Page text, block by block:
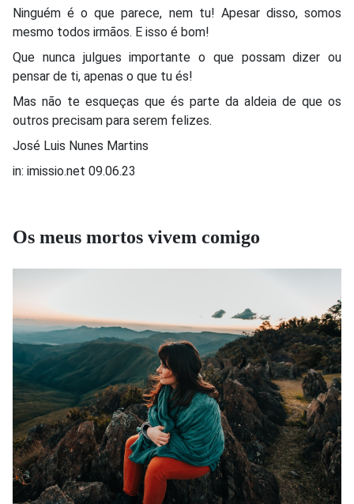
Ninguém é o que parece, nem tu! Apesar disso, somos
mesmo todos irmãos. E isso é bom!
Que nunca julgues importante o que possam dizer ou
pensar de ti, apenas o que tu és!
Mas não te esqueças que és parte da aldeia de que os
outros precisam para serem felizes.
José Luis Nunes Martins
in: imissio.net 09.06.23
Os meus mortos vivem comigo